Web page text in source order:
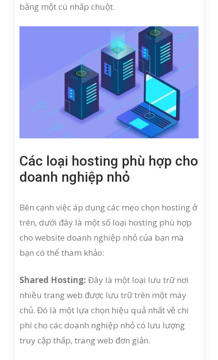
bằng một cú nhấp chuột.
Các loại hosting phù hợp cho
doanh nghiệp nhỏ
Bên cạnh việc áp dụng các mẹo chọn hosting ở
trên, dưới đây là một số loại hosting phù hợp
cho website doanh nghiệp nhỏ của bạn mà
bạn có thể tham khảo:
Shared Hosting: Đây là một loại lưu trữ nơi
nhiều trang web được lưu trữ trên một máy
chủ. Đó là một lựa chọn hiệu quả nhất về chi
phí cho các doanh nghiệp nhỏ có lưu lượng
truy cập thấp, trang web đơn giản.